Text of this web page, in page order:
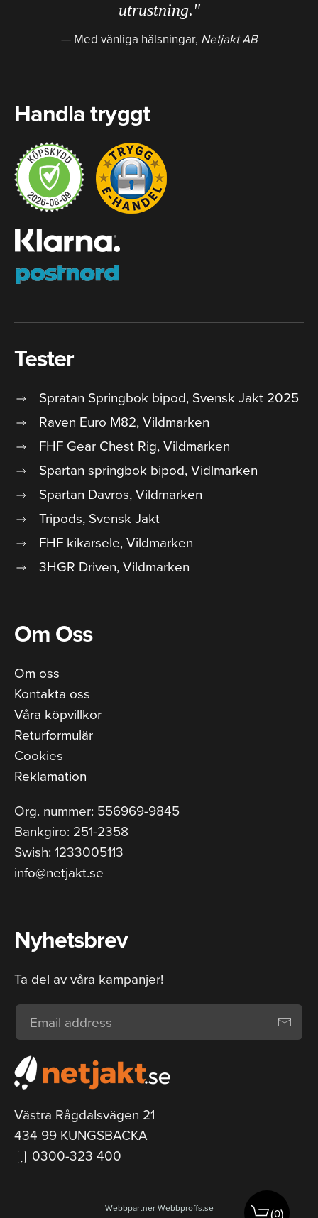
utrustning."
Med vänliga hälsningar, Netjakt AB
Handla tryggt
Tester
Spratan Springbok bipod, Svensk Jakt 2025
Raven Euro M82, Vildmarken
FHF Gear Chest Rig, Vildmarken
Spartan springbok bipod, Vidlmarken
Spartan Davros, Vildmarken
Tripods, Svensk Jakt
FHF kikarsele, Vildmarken
3HGR Driven, Vildmarken
Om Oss
Om oss
Kontakta oss
Våra köpvillkor
Returformulär
Cookies
Reklamation
Org. nummer: 556969-9845
Bankgiro: 251-2358
Swish: 1233005113
info@netjakt.se
Nyhetsbrev
Ta del av våra kampanjer!
Västra Rågdalsvägen 21
434 99 KUNGSBACKA
0300-323 400
WebbpartnerWebbproffs.se (0)